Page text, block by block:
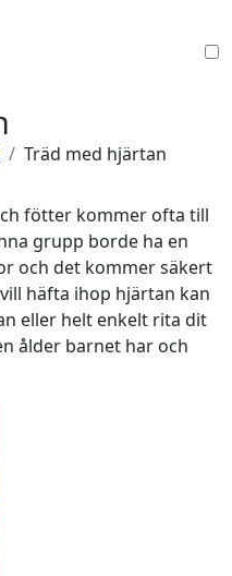
Träd med hjärtan
fötter kommer ofta till
grupp borde ha en
och det kommer säkert
häfta ihop hjärtan kan
eller helt enkelt rita dit
ålder barnet har och